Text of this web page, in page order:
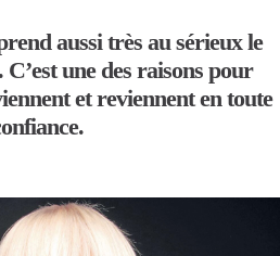
aussi très au sérieux le
une des raisons pour
et reviennent en toute